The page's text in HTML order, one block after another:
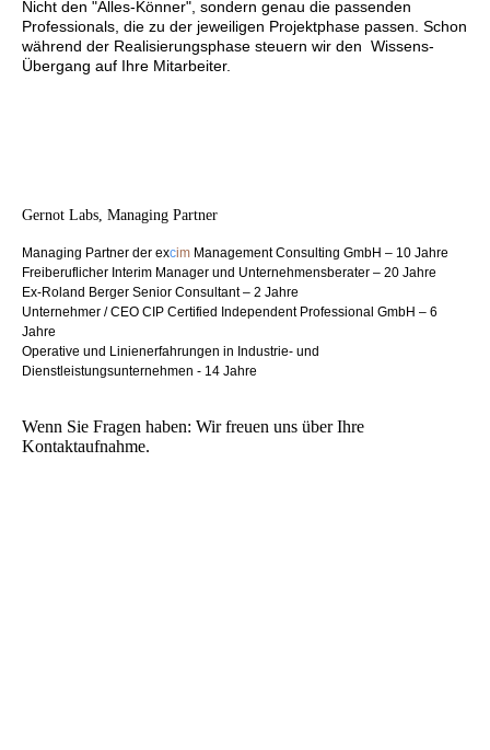
Nicht den "Alles-Könner", sondern genau die passenden
Professionals, die zu der jeweiligen Projektphase passen. Schon
während der Realisierungsphase steuern wir den Wissens-
Übergang auf Ihre Mitarbeiter.
Gernot Labs, Managing Partner
Managing Partner der excim Management Consulting GmbH – 10 Jahre
Freiberuflicher Interim Manager und Unternehmensberater – 20 Jahre
Ex-Roland Berger Senior Consultant – 2 Jahre
Unternehmer / CEO CIP Certified Independent Professional GmbH – 6
Jahre
Operative und Linienerfahrungen in Industrie- und
Dienstleistungsunternehmen - 14 Jahre
Wenn Sie Fragen haben: Wir freuen uns über Ihre
Kontaktaufnahme.